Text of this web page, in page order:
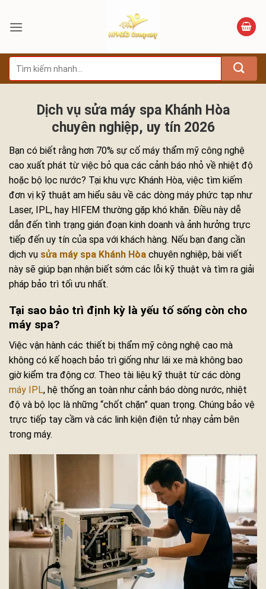
qua
dung
Tìm
kiếm:
Dịch vụ sửa máy spa Khánh Hòa
chuyên nghiệp, uy tín 2026
Bạn có biết rằng hơn 70% sự cố máy thẩm mỹ công nghệ
cao xuất phát từ việc bỏ qua các cảnh báo nhỏ về nhiệt độ
hoặc bộ lọc nước? Tại khu vực Khánh Hòa, việc tìm kiếm
đơn vị kỹ thuật am hiểu sâu về các dòng máy phức tạp như
Laser, IPL, hay HIFEM thường gặp khó khăn. Điều này dễ
dẫn đến tình trạng gián đoạn kinh doanh và ảnh hưởng trực
tiếp đến uy tín của spa với khách hàng. Nếu bạn đang cần
dịch vụ sửa máy spa Khánh Hòa chuyên nghiệp, bài viết
này sẽ giúp bạn nhận biết sớm các lỗi kỹ thuật và tìm ra giải
pháp bảo trì tối ưu nhất.
Tại sao bảo trì định kỳ là yếu tố sống còn cho
máy spa?
Việc vận hành các thiết bị thẩm mỹ công nghệ cao mà
không có kế hoạch bảo trì giống như lái xe mà không bao
giờ kiểm tra động cơ. Theo tài liệu kỹ thuật từ các dòng
máy IPL, hệ thống an toàn như cảnh báo dòng nước, nhiệt
độ và bộ lọc là những “chốt chặn” quan trọng. Chúng bảo vệ
trực tiếp tay cầm và các linh kiện điện tử nhạy cảm bên
trong máy.